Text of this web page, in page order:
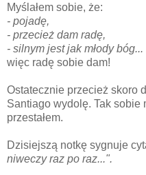
Myślałem sobie, że:
- pojadę,
- przecież dam radę,
- silnym jest jak młody bóg...
więc radę sobie dam!
Ostatecznie przecież skoro
Santiago wydolę. Tak sobie
przestałem.
Dzisiejszą notkę sygnuje
niweczy raz po raz...".